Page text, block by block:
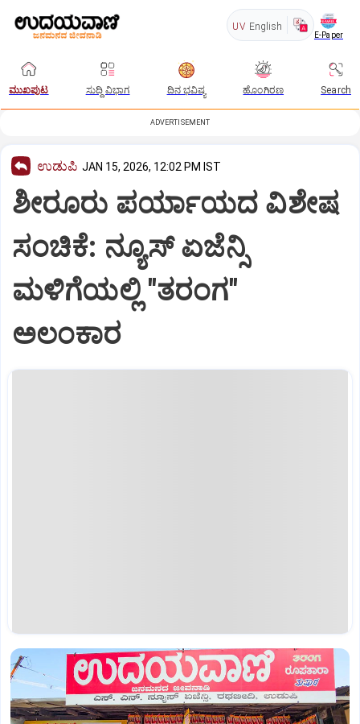
UV English
E-Paper
ಮುಖಪುಟ ಸುದ್ದಿ ವಿಭಾಗ ದಿನ ಭವಿಷ್ಯ ಹೊಂಗಿರಣ Search
ADVERTISEMENT
ಉಡುಪಿ JAN 15, 2026, 12:02 PM IST
ಶೀರೂರು ಪರ್ಯಾಯದ ವಿಶೇಷ
ಸಂಚಿಕೆ: ನ್ಯೂಸ್‌ ಏಜೆನ್ಸಿ
ಮಳಿಗೆಯಲ್ಲಿ "ತರಂಗ"
ಅಲಂಕಾರ